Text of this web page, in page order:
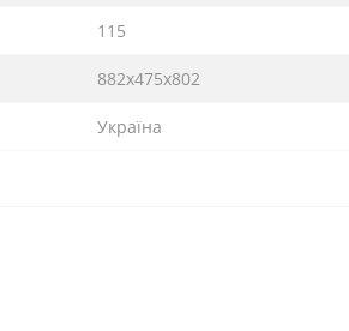
115
882х475х802
Україна